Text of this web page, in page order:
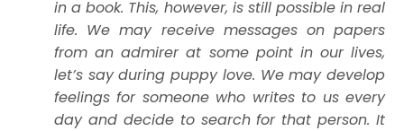
in a book. This, however, is still possible in real
life. We may receive messages on papers
from an admirer at some point in our lives,
let’s say during puppy love. We may develop
feelings for someone who writes to us every
day and decide to search for that person. It